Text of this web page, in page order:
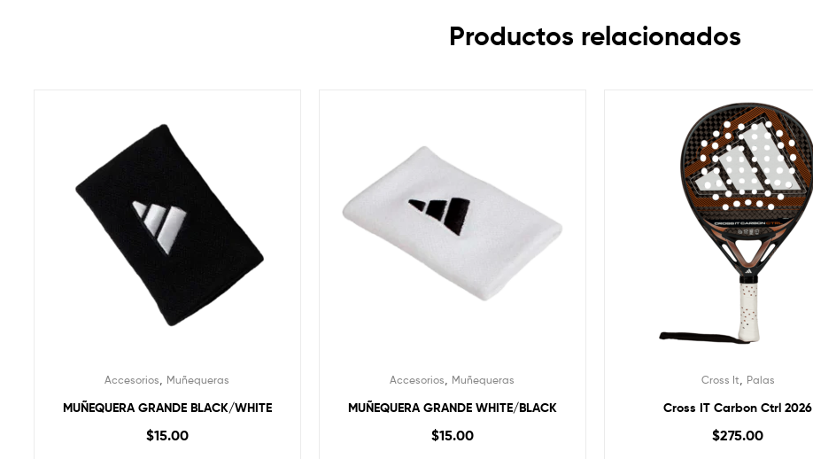
Productos relacionados
Accesorios Muñequeras
MUÑEQUERA GRANDE BLACK/WHITE
$15.00
Accesorios Muñequeras
MUÑEQUERA GRANDE WHITE/BLACK
$15.00
Cross It Palas
Cross IT Carbon Ctrl 2026
$275.00